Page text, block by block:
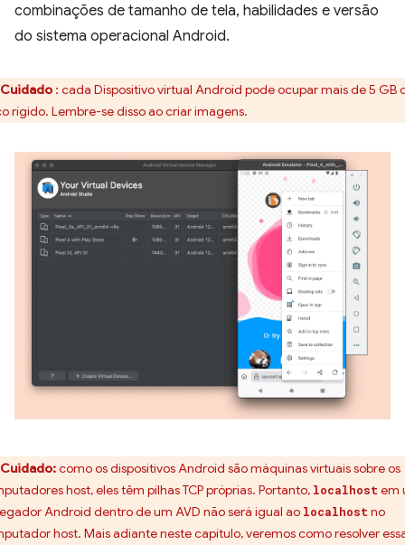
combinações de tamanho de tela, habilidades e versão
do sistema operacional Android.
Cuidado : cada Dispositivo virtual Android pode ocupar mais de 5 GB
rígido. Lembre-se disso ao criar imagens.
Cuidado:como os dispositivos Android são máquinas virtuais sobre os
host, eles têm pilhas TCP próprias. Portanto, localhost em
Android dentro de um AVD não será igual ao localhost no
host. Mais adiante neste capítulo, veremos como resolver